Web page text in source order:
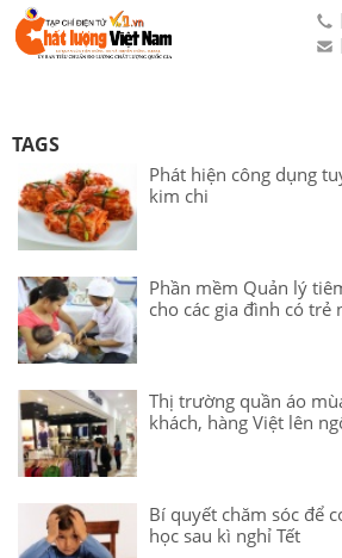
TAGS
Phát hiện công dụng
kim chi
Phần mềm Quản lý
cho các gia đình có trẻ
Thị trường quần áo
khách, hàng Việt lên
Bí quyết chăm sóc để
học sau kì nghỉ Tết